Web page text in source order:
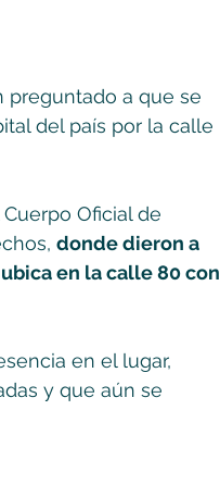
preguntado a que se
del país por la calle
Oficial de
donde dieron a
en la calle 80 con
en el lugar,
y que aún se